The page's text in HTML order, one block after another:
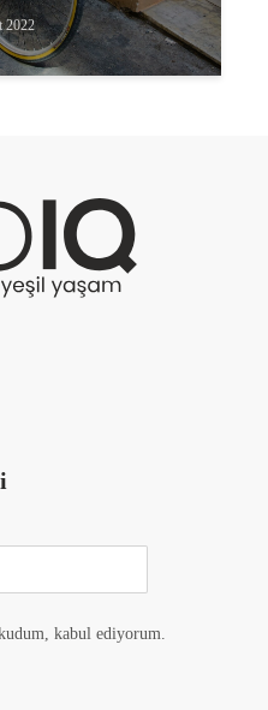
2022
kabul ediyorum.